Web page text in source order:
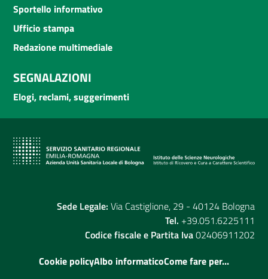
Sportello informativo
Ufficio stampa
Redazione multimediale
SEGNALAZIONI
Elogi, reclami, suggerimenti
Sede Legale: Via Castiglione, 29 - 40124 Bologna
Tel. +39.051.6225111
Codice fiscale e Partita Iva02406911202
Cookie policyAlbo informaticoCome fare per...